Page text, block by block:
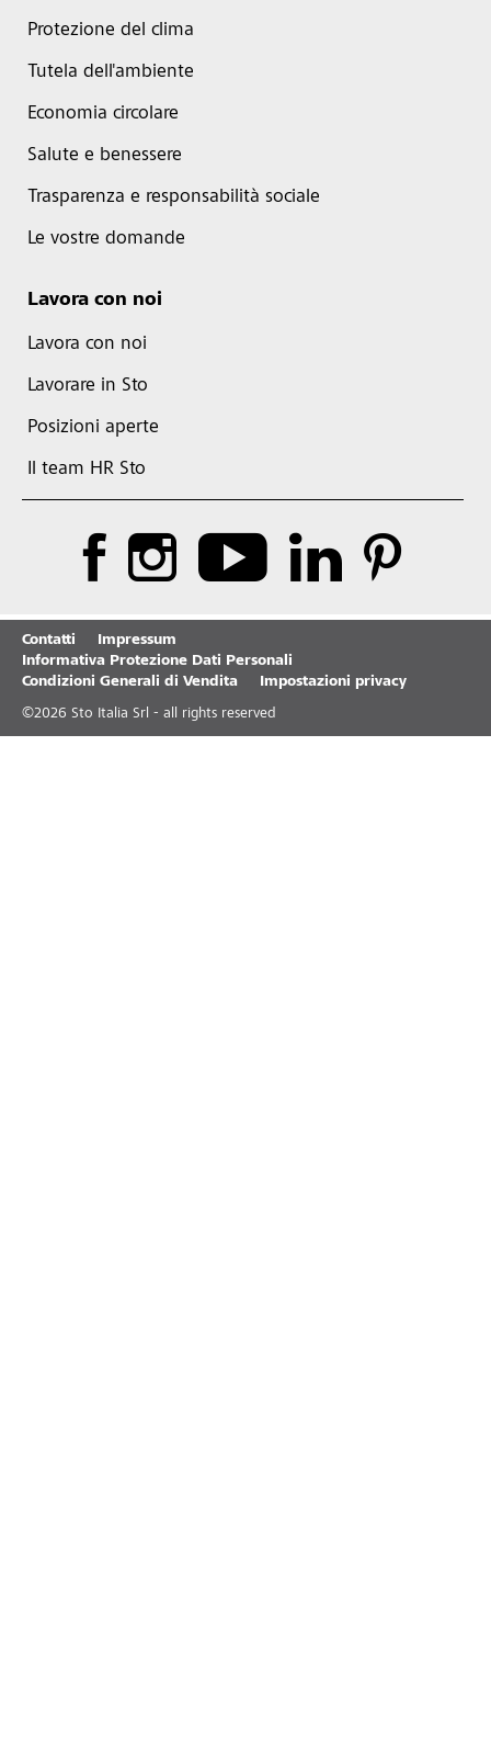
Protezione del clima
Tutela dell'ambiente
Economia circolare
Salute e benessere
Trasparenza e responsabilità sociale
Le vostre domande
Lavora con noi
Lavora con noi
Lavorare in Sto
Posizioni aperte
Il team HR Sto
Contatti
Impressum
Informativa Protezione Dati Personali
Condizioni Generali di Vendita
Impostazioni privacy
©2026 Sto Italia Srl - all rights reserved